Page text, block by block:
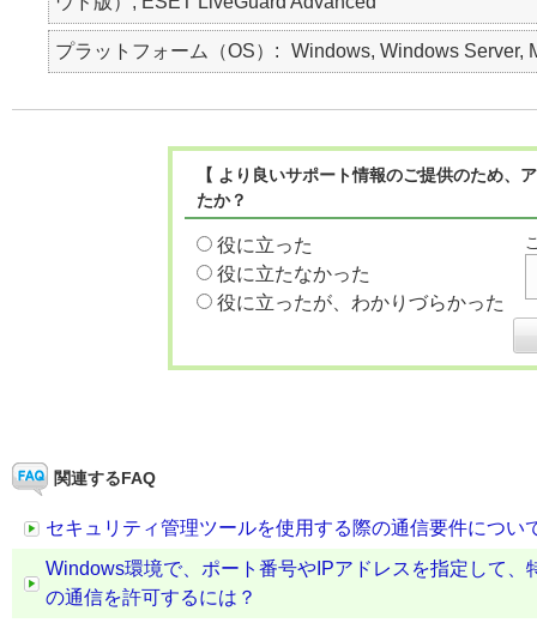
プラットフォーム（OS） Windows, Windows Server,
【 より良いサポート情報のご提供のため
たか？
役に立った
役に立たなかった
役に立ったが、わかりづらかった
関連するFAQ
セキュリティ管理ツールを使用する際の通信要件につい
Windows環境で、ポート番号やIPアドレスを指定して
の通信を許可するには？